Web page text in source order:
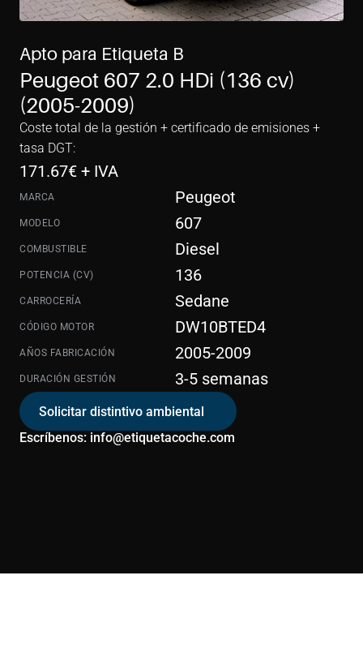
Apto para Etiqueta B
Peugeot 607 2.0 HDi (136 cv)
(2005-2009)
Coste total de la gestión + certificado de emisiones +
tasa DGT:
171.67€ + IVA
MARCA Peugeot
MODELO 607
COMBUSTIBLE Diesel
POTENCIA (CV) 136
CARROCERÍA Sedane
CÓDIGO MOTOR DW10BTED4
AÑOS FABRICACIÓN 2005-2009
DURACIÓN GESTIÓN 3-5 semanas
Solicitar distintivo ambiental
Escríbenos: info@etiquetacoche.com